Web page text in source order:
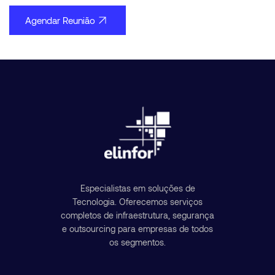
Agendar Reunião
Especialistas em soluções de
Tecnologia. Oferecemos serviços
completos de infraestrutura, segurança
e outsourcing para empresas de todos
os segmentos.